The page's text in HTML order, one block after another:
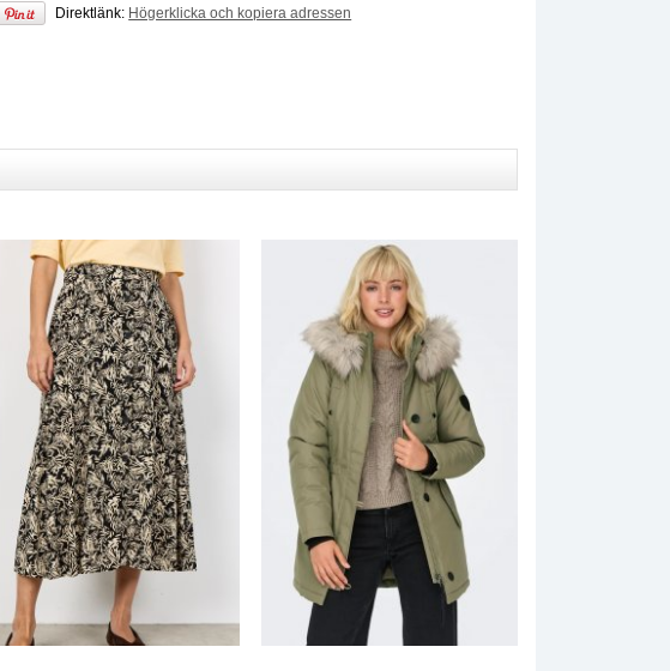
Direktlänk: Högerklicka och kopiera adressen